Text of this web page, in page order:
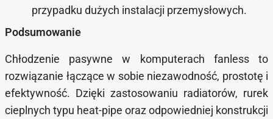
przypadku dużych instalacji przemysłowych.
Podsumowanie
Chłodzenie pasywne w komputerach fanless to
rozwiązanie łączące w sobie niezawodność, prostotę i
efektywność. Dzięki zastosowaniu radiatorów, rurek
cieplnych typu heat-pipe oraz odpowiedniej konstrukcji